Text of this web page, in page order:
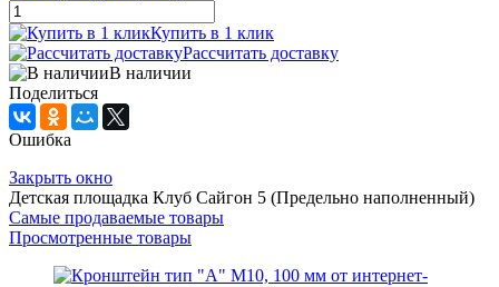
Купить в 1 клик
Рассчитать доставку
В наличии
Поделиться
Ошибка
Закрыть окно
Детская площадка Клуб Сайгон 5 (Предельно наполненный)
Самые продаваемые товары
Просмотренные товары